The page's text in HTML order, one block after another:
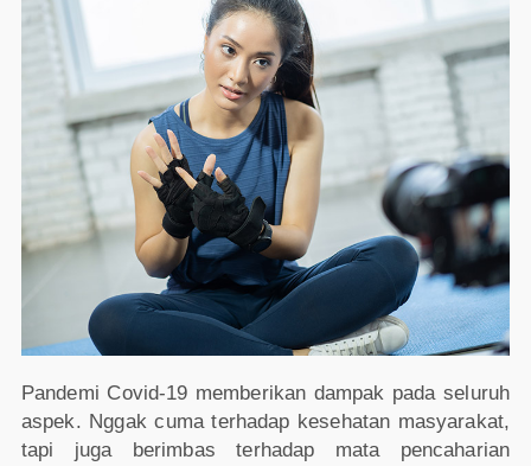
Pandemi Covid-19 memberikan dampak pada seluruh
aspek. Nggak cuma terhadap kesehatan masyarakat,
tapi juga berimbas terhadap mata pencaharian